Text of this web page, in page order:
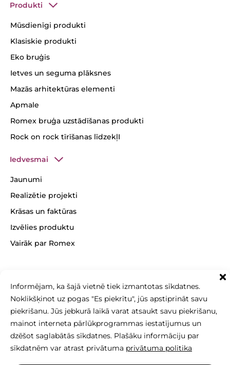
Informējam, ka šajā vietnē tiek izmantotas sīkdatnes.
Noklikšķinot uz pogas "Es piekrītu", jūs apstiprināt savu
piekrišanu. Jūs jebkurā laikā varat atsaukt savu piekrišanu,
mainot interneta pārlūkprogrammas iestatījumus un
dzēšot saglabātās sīkdatnes. Plašāku informāciju par
sīkdatnēm var atrast privātuma privātuma politika
Produkti
Mūsdienīgi produkti
Klasiskie produkti
Eko bruģis
Ietves un seguma plāksnes
Mazās arhitektūras elementi
Apmale
Romex bruģa uzstādīšanas produkti
Rock on rock tīrīšanas līdzekļI
Iedvesmai
Jaunumi
Realizētie projekti
Krāsas un faktūras
Izvēlies produktu
Vairāk par Romex
+371 26 256 256
sales@betonomozaika.lv